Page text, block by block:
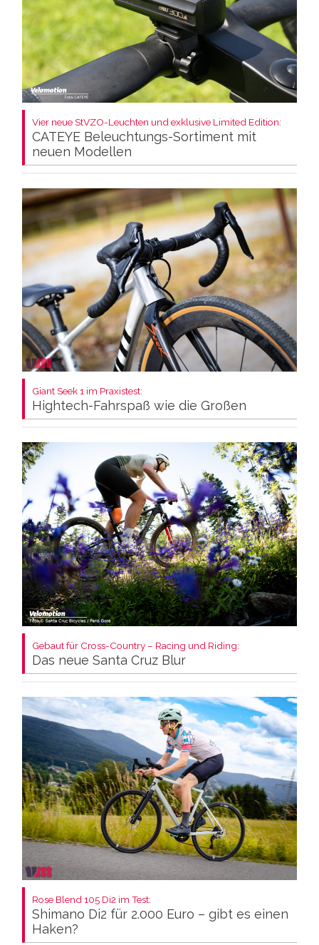
Vier neue StVZO-Leuchten und exklusive Limited Edition:
CATEYE Beleuchtungs-Sortiment mit
neuen Modellen
Giant Seek 1 im Praxistest:
Hightech-Fahrspaß wie die Großen
Gebaut für Cross-Country – Racing und Riding:
Das neue Santa Cruz Blur
Rose Blend 105 Di2 im Test:
Shimano Di2 für 2.000 Euro – gibt es einen
Haken?